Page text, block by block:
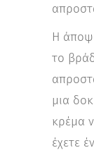
Η
το
μια
κρέμα
έχετε